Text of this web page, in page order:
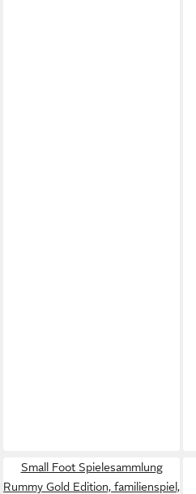
Small Foot Spielesammlung
Rummy Gold Edition, familienspiel,